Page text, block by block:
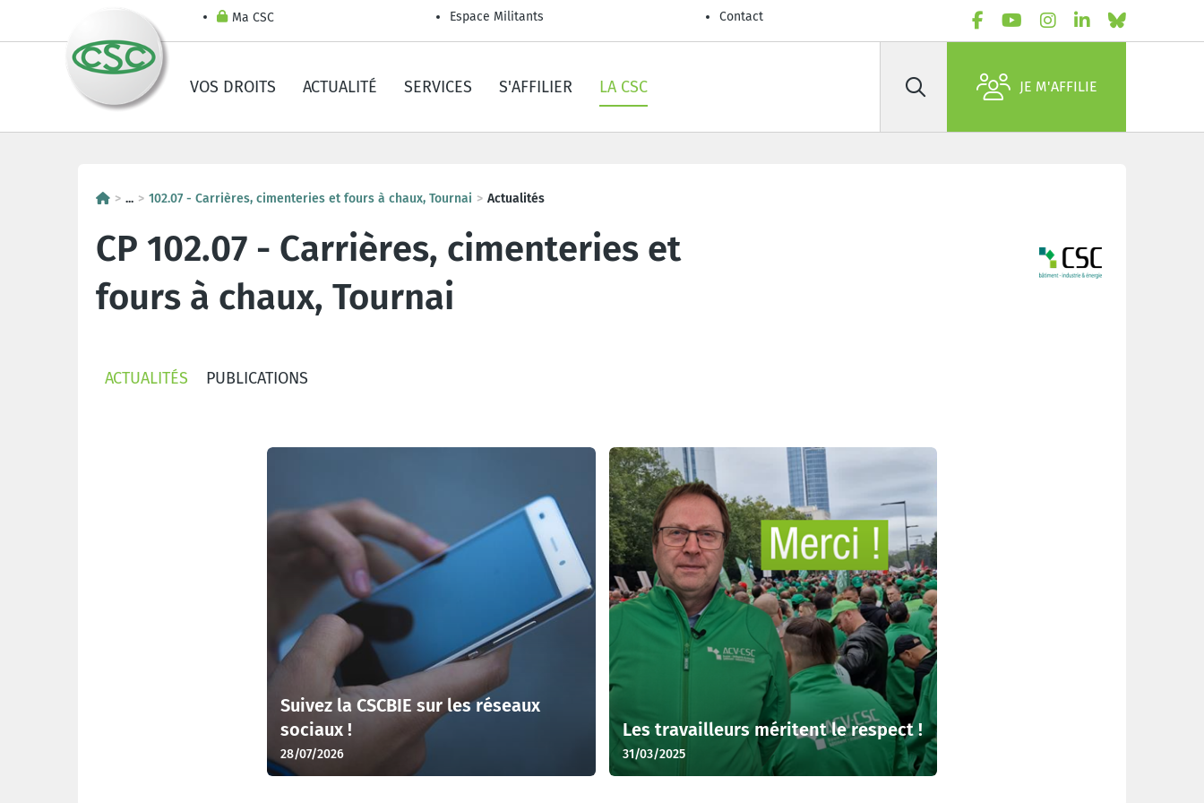
Ma CSC Espace Militants Contact
VOS DROITS ACTUALITÉ SERVICES S'AFFILIER LA CSC Rechercher JE M'AFFILIE
... 102.07 - Carrières, cimenteries et fours à chaux, Tournai Actualités
CP 102.07 - Carrières, cimenteries et
fours à chaux, Tournai
ACTUALITÉS PUBLICATIONS
Suivez la CSCBIE sur les réseaux
sociaux !
28/07/2026
Les travailleurs méritent le respect !
31/03/2025